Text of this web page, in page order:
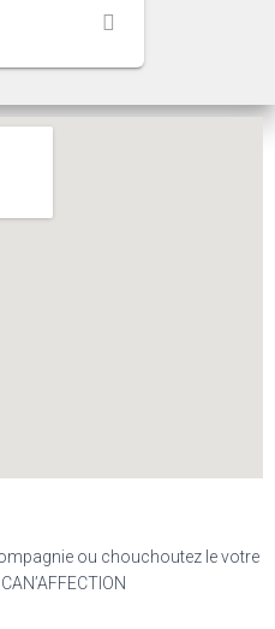
ou chouchoutez le votre